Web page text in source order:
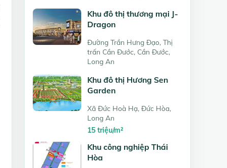
Khu đô thị thương mại J-
Dragon
Đường Trần Hưng Đạo, Thị
trấn Cần Đước, Cần Đước,
Long An
Khu đô thị Hương Sen
Garden
Xã Đức Hoà Hạ, Đức Hòa,
Long An
15 triệu/m²
Khu công nghiệp Thái
Hòa